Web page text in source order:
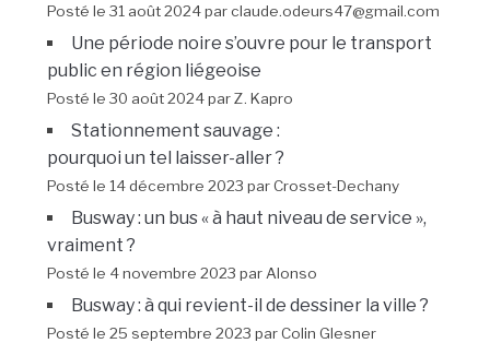
Posté le 31 août 2024 par claude.odeurs47@gmail.com
Une période noire s’ouvre pour le transport
public en région liégeoise
Posté le 30 août 2024 par Z. Kapro
Stationnement sauvage :
pourquoi un tel laisser-aller ?
Posté le 14 décembre 2023 par Crosset-Dechany
Busway : un bus « à haut niveau de service »,
vraiment ?
Posté le 4 novembre 2023 par Alonso
Busway : à qui revient-il de dessiner la ville ?
Posté le 25 septembre 2023 par Colin Glesner